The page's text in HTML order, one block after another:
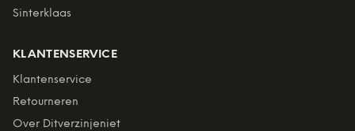
Sinterklaas
KLANTENSERVICE
Klantenservice
Retourneren
Over Ditverzinjeniet